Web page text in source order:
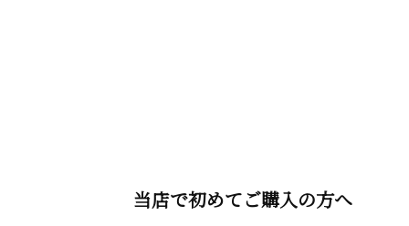
当店で初めてご購入の方へ